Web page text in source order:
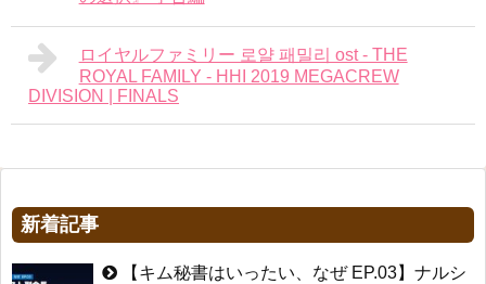
ロイヤルファミリー 로얄 패밀리 ost - THE
ROYAL FAMILY - HHI 2019 MEGACREW
DIVISION | FINALS
新着記事
【キム秘書はいったい、なぜ EP.03】ナルシ